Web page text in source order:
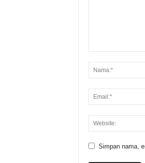
Simpan nama,